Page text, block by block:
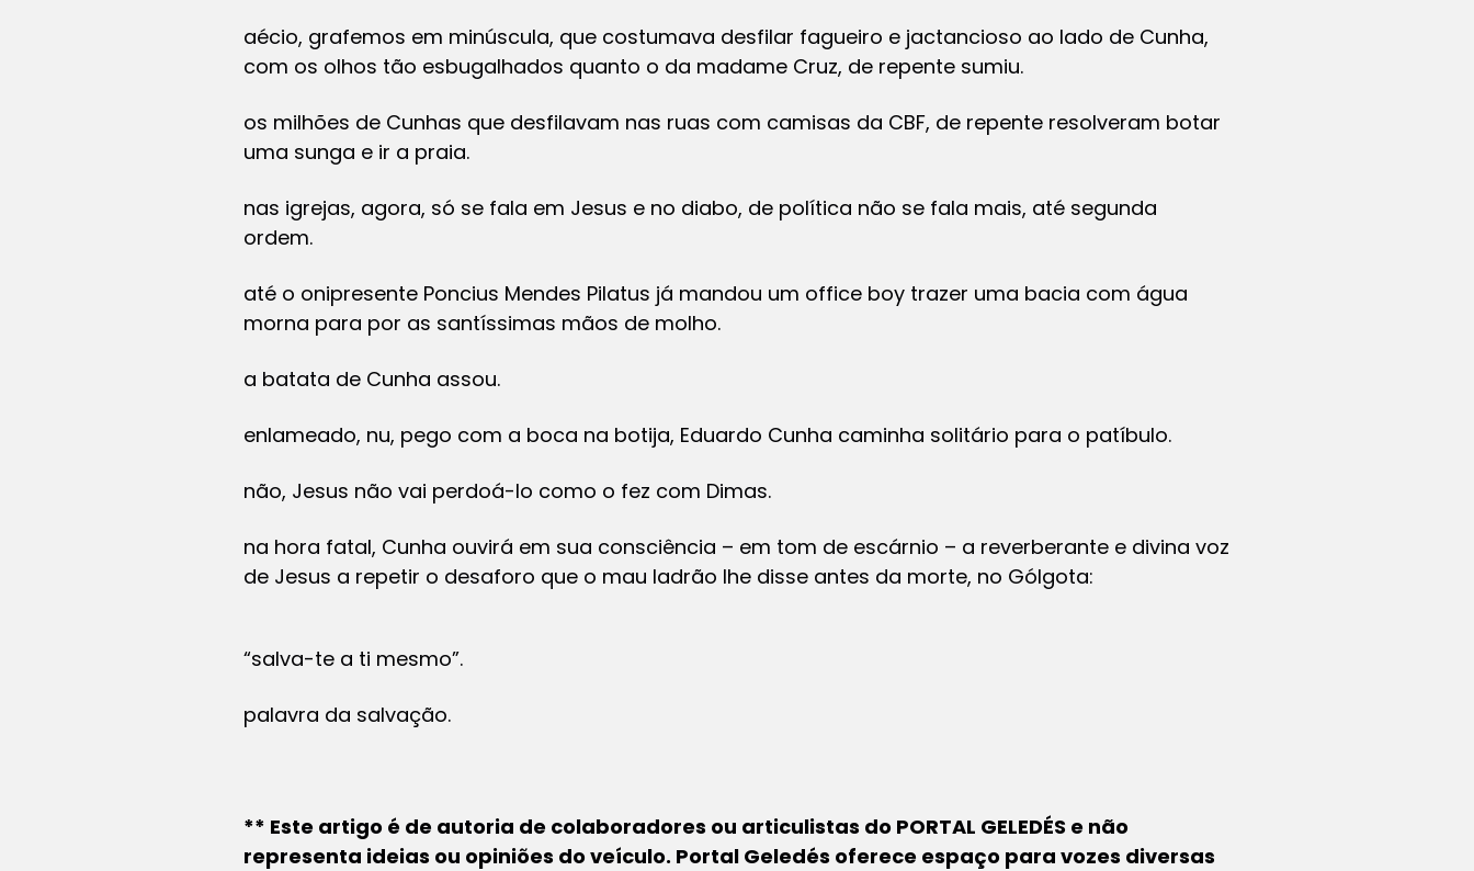
aécio, grafemos em minúscula, que costumava desfilar fagueiro e jactancioso ao lado de Cunha,
com os olhos tão esbugalhados quanto o da madame Cruz, de repente sumiu.
os milhões de Cunhas que desfilavam nas ruas com camisas da CBF, de repente resolveram botar
uma sunga e ir a praia.
nas igrejas, agora, só se fala em Jesus e no diabo, de política não se fala mais, até segunda
ordem.
até o onipresente Poncius Mendes Pilatus já mandou um office boy trazer uma bacia com água
morna para por as santíssimas mãos de molho.
a batata de Cunha assou.
enlameado, nu, pego com a boca na botija, Eduardo Cunha caminha solitário para o patíbulo.
não, Jesus não vai perdoá-lo como o fez com Dimas.
na hora fatal, Cunha ouvirá em sua consciência – em tom de escárnio – a reverberante e divina voz
de Jesus a repetir o desaforo que o mau ladrão lhe disse antes da morte, no Gólgota:
“salva-te a ti mesmo”.
palavra da salvação.
** Este artigo é de autoria de colaboradores ou articulistas do PORTAL GELEDÉS e não
representa ideias ou opiniões do veículo. Portal Geledés oferece espaço para vozes diversas